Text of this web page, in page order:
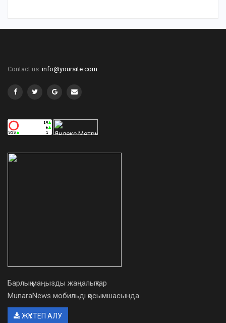
Contact us: info@yoursite.com
Барлық маңызды жаңалықтар
MunaraNews мобильді қосымшасында
ЖҮКТЕП АЛУ